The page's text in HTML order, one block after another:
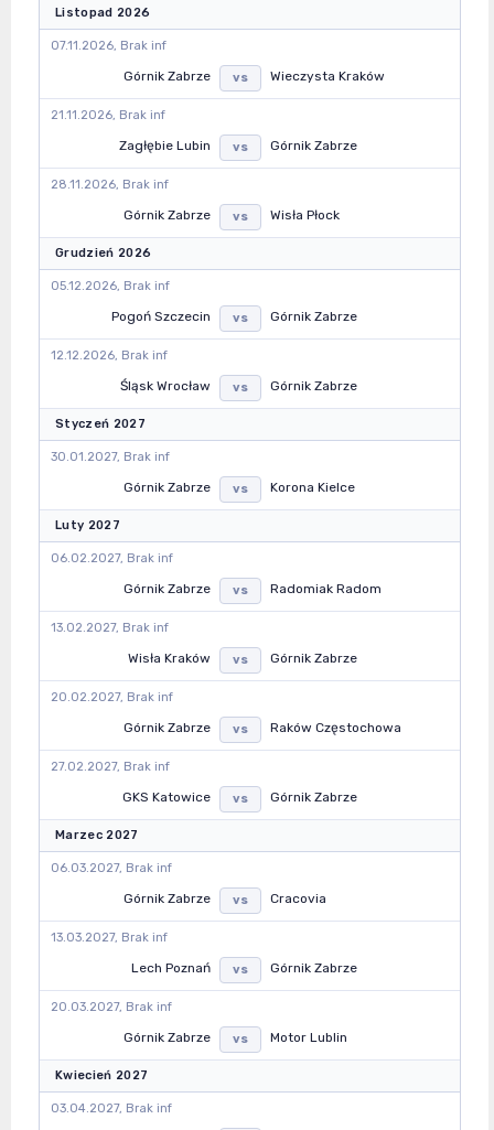
Listopad 2026
07.11.2026, Brak inf
Górnik Zabrze vs Wieczysta Kraków
21.11.2026, Brak inf
Zagłębie Lubin vs Górnik Zabrze
28.11.2026, Brak inf
Górnik Zabrze vs Wisła Płock
Grudzień 2026
05.12.2026, Brak inf
Pogoń Szczecin vs Górnik Zabrze
12.12.2026, Brak inf
Śląsk Wrocław vs Górnik Zabrze
Styczeń 2027
30.01.2027, Brak inf
Górnik Zabrze vs Korona Kielce
Luty 2027
06.02.2027, Brak inf
Górnik Zabrze vs Radomiak Radom
13.02.2027, Brak inf
Wisła Kraków vs Górnik Zabrze
20.02.2027, Brak inf
Górnik Zabrze vs Raków Częstochowa
27.02.2027, Brak inf
GKS Katowice vs Górnik Zabrze
Marzec 2027
06.03.2027, Brak inf
Górnik Zabrze vs Cracovia
13.03.2027, Brak inf
Lech Poznań vs Górnik Zabrze
20.03.2027, Brak inf
Górnik Zabrze vs Motor Lublin
Kwiecień 2027
03.04.2027, Brak inf